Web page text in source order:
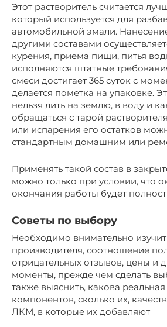
Этот растворитель считается
который используется для
автомобильной эмали.
другими составами
курения, приема пищи, питья
исполняются штатные
смеси достигает 365 суток с
делается пометка на упаковке.
нельзя лить на землю, в воду и
обращаться с тарой
или испарения его остатков
стандартным домашним или
Применять такой состав в
можно только при условии, что
окончания работы будет
Советы по выбору
Необходимо внимательно
производителя, соотношение
отрицательных отзывов, цены и
моменты, прежде чем сделать
также выяснить, какова
компонентов, сколько их,
ЛКМ, в которые их добавляют